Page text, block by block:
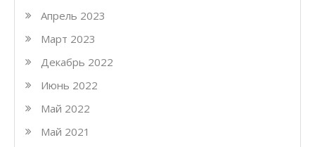
Апрель 2023
Март 2023
Декабрь 2022
Июнь 2022
Май 2022
Май 2021